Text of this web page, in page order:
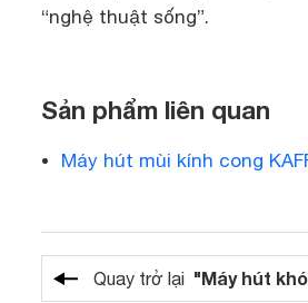
“nghệ thuật sống”.
Sản phẩm liên quan
Máy hút mùi kính cong
Quay trở lại "Máy hút